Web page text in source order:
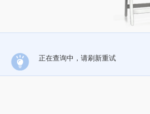
正在查询中，请刷新重试